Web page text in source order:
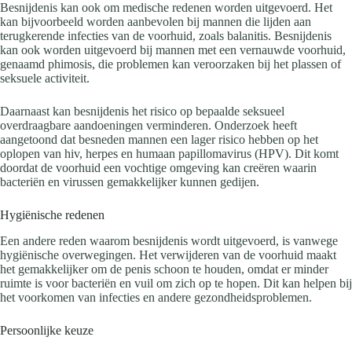
Besnijdenis kan ook om medische redenen worden uitgevoerd. Het
kan bijvoorbeeld worden aanbevolen bij mannen die lijden aan
terugkerende infecties van de voorhuid, zoals balanitis. Besnijdenis
kan ook worden uitgevoerd bij mannen met een vernauwde voorhuid,
genaamd phimosis, die problemen kan veroorzaken bij het plassen of
seksuele activiteit.
Daarnaast kan besnijdenis het risico op bepaalde seksueel
overdraagbare aandoeningen verminderen. Onderzoek heeft
aangetoond dat besneden mannen een lager risico hebben op het
oplopen van hiv, herpes en humaan papillomavirus (HPV). Dit komt
doordat de voorhuid een vochtige omgeving kan creëren waarin
bacteriën en virussen gemakkelijker kunnen gedijen.
Hygiënische redenen
Een andere reden waarom besnijdenis wordt uitgevoerd, is vanwege
hygiënische overwegingen. Het verwijderen van de voorhuid maakt
het gemakkelijker om de penis schoon te houden, omdat er minder
ruimte is voor bacteriën en vuil om zich op te hopen. Dit kan helpen bij
het voorkomen van infecties en andere gezondheidsproblemen.
Persoonlijke keuze